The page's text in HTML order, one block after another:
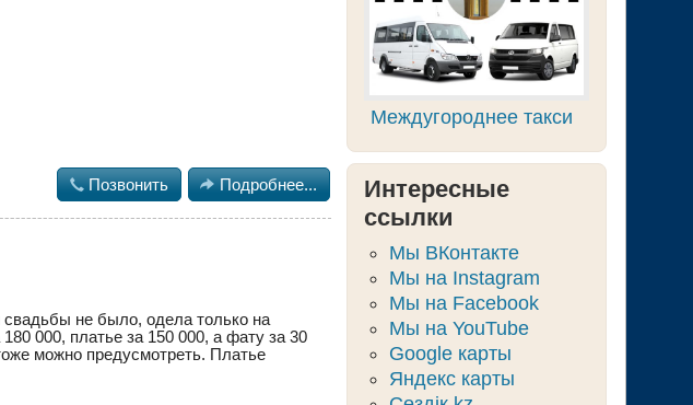
 Позвонить  Подробнее...
не было, одела только на
000, платье за 150 000, а фату за 30
можно предусмотреть. Платье
Междугороднее такси
Интересные
ссылки
Мы ВКонтакте
Мы на Instagram
Мы на Facebook
Мы на YouTube
Google карты
Яндекс карты